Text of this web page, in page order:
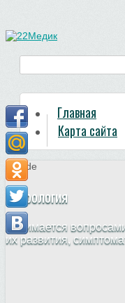
Главная
Карта сайта
Неврология
Занимается
их развития,